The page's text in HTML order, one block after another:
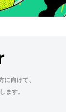
に向けて、
ます。